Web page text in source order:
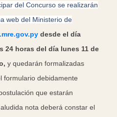
del Concurso se realizarán
web del Ministerio de
desde el día
24 horas del día lunes 11 de
y quedarán formalizadas
formulario debidamente
que estarán
nota deberá constar el